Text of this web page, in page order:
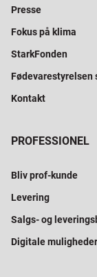
Presse
Fokus på klima
StarkFonden
Fødevarestyrelsen
Kontakt
PROFESSIONEL
Bliv prof-kunde
Levering
Salgs- og
Digitale muligheder